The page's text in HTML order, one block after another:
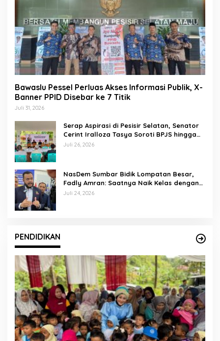
Bawaslu Pessel Perluas Akses Informasi Publik, X-
Banner PPID Disebar ke 7 Titik
Juli 31, 2026
Serap Aspirasi di Pesisir Selatan, Senator
Cerint Iralloza Tasya Soroti BPJS hingga
Kurikulum Merdeka
Juli 26, 2026
NasDem Sumbar Bidik Lompatan Besar,
Fadly Amran: Saatnya Naik Kelas dengan
Kader Berkualitas
Juli 24, 2026
PENDIDIKAN